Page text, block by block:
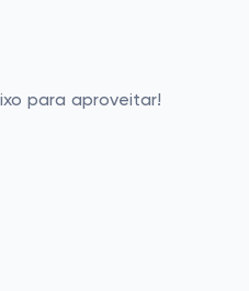
para aproveitar!